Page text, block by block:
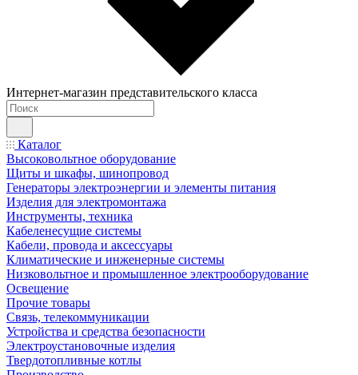
Интернет-магазин представительского класса
Каталог
Высоковольтное оборудование
Щиты и шкафы, шинопровод
Генераторы электроэнергии и элементы питания
Изделия для электромонтажа
Инструменты, техника
Кабеленесущие системы
Кабели, провода и аксессуары
Климатические и инженерные системы
Низковольтное и промышленное электрооборудование
Освещение
Прочие товары
Связь, телекоммуникации
Устройства и средства безопасности
Электроустановочные изделия
Твердотопливные котлы